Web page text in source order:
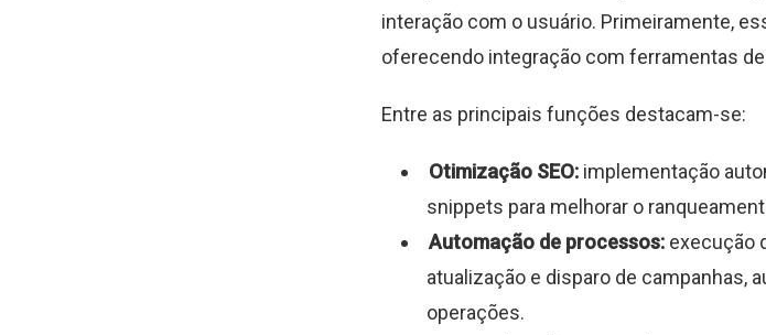
interação com o usuário. Primeiramente,
oferecendo integração com ferramentas
Entre as principais funções destacam-se:
Otimização SEO: implementação
snippets para melhorar o
Automação de processos: execução
atualização e disparo de campanhas,
operações.